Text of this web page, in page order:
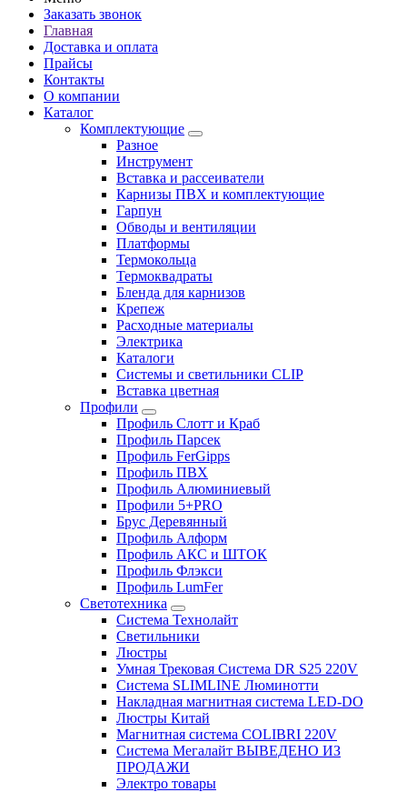
Заказать звонок
Главная
Доставка и оплата
Прайсы
Контакты
О компании
Каталог
Комплектующие
Разное
Инструмент
Вставка и рассеиватели
Карнизы ПВХ и комплектующие
Гарпун
Обводы и вентиляции
Платформы
Термокольца
Термоквадраты
Бленда для карнизов
Крепеж
Расходные материалы
Электрика
Каталоги
Системы и светильники CLIP
Вставка цветная
Профили
Профиль Слотт и Краб
Профиль Парсек
Профиль FerGipps
Профиль ПВХ
Профиль Алюминиевый
Профили 5+PRO
Брус Деревянный
Профиль Алформ
Профиль АКС и ШТОК
Профиль Флэкси
Профиль LumFer
Светотехника
Система Технолайт
Светильники
Люстры
Умная Трековая Система DR S25 220V
Система SLIMLINE Люминотти
Накладная магнитная система LED-DO
Люстры Китай
Магнитная система COLIBRI 220V
Система Мегалайт ВЫВЕДЕНО ИЗ
ПРОДАЖИ
Электро товары